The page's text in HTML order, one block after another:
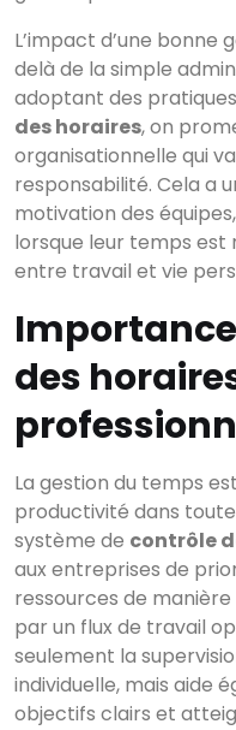
L’impact d’une bonne
delà de la simple
adoptant des
des horaires, on
organisationnelle qui
responsabilité. Cela a
motivation des
lorsque leur temps
entre travail et vie
des
La gestion du temps
productivité dans toute
système de contrôle
aux entreprises de
ressources de
par un flux de travail
seulement la
individuelle, mais aide
objectifs clairs et